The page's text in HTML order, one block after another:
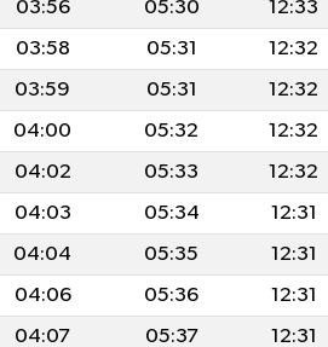
03:56 05:30 12:33
03:58 05:31 12:32
03:59 05:31 12:32
04:00 05:32 12:32
04:02 05:33 12:32
04:03 05:34 12:31
04:04 05:35 12:31
04:06 05:36 12:31
04:07 05:37 12:31